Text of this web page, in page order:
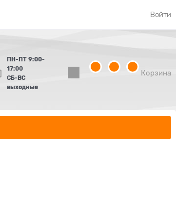
Войти
ПН-ПТ 9:00-
17:00
СБ-ВС
выходные
Корзина